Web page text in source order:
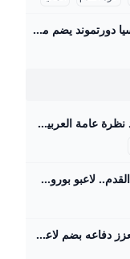
هل ينهي أزمة الإصابات؟.. بوروسيا دورتموند يضم مدافع تشيلسي في صفقة عاجلة – جريدة مانشيت أعلن نادي بوروسيا دورتموند عن ضم المدافع الأرجنتيني أرون أنسلمينو من تشيلسي الإنجليزي على سبيل الإعارة حتى صيف 2026، مع خيار الشراء النهائي. جاءت هذه الخطوة اقرأ أيضًا:عودة نارية.. كرواتيا تستعيد قمة تصفيات مونديال 2026 فهل تحافظ عليها؟ أوضح لارس ريكن، المدير التنفيذي لبوروسيا دورتموند، أن هذه الصفقة كانت ضرورية وملحة. وأشار ريكن إلى أن الإصابات التي تعرض لها لاعبون أساسيون في قلب الدفاع، مثل إيمري تشان ونيكو شلوتيربك ونيكلاس زوله، دفعت إدارة النادي للتحرك بسرعة لتدعيم هذا المركز الحيوي لضمان استقرار الفريق.
بوروسيا دورتموند نظرة عامة العربية Goal.com ابقَ في الطليعة مع أحدث بوروسيا دورتموند التغطيات. تعرف على آخر الأخبار وإحصاءات الفريق واللاعبين ونتائج المباريات في الوقت الفعلي، كل ذلك على GOAL
بطولة ألمانيا لكرة القدم.. لاعبو بوروسيا دورتموند متحمسون لإستئناف المنافسات ‘أكد مايكل زورك المدير الإداري لنادي بوروسيا دورتموند الألماني لكرة القدم، أن جميع اللاعبين متحمسين لإستئناف منافسات “البوندسليغا”، مؤكدا عدم وجود أي مشاعر قلق أو استياء لديهم. وقال زورك في تصريحات صحفية “، إن المعايير الصحية التي قدمتها رابطة الدوري الألماني تتضمن “أعلى مستويات ممكنة للسلامة”. وأشار إلى أن الجهود المبذولة والمحادثات التي أجريت، أكدت’ ‘أكد مايكل زورك المدير الإداري لنادي بوروسيا دورتموند الألماني لكرة القدم، أن جميع اللاعبين متحمسين لإستئناف منافسات “البوندسليغا”، مؤكدا عدم وجود أي م’ 10 مايو، 2020منذ 10 ساعاتمنذ 5 أياممنذ أسبوعينمنذ 3 أسابيعمنذ 4 أسابيع28 يوليو، 202520 يوليو، 202512 يوليو، 20256 يوليو، 202527 يونيو، 202521 يونيو، 202523 أبريل، 202516 فبراير، 202531 أكتوبر، 202430 أكتوبر، 202429 أكتوبر، 202428 أكتوبر، 202426 أكتوبر، 202426 أكتوبر، 202419 يوليو، 20245 يونيو، 202428 أبريل، 2024
بوروسيا دورتموند يعزز دفاعه بضم لاعب تشيلسي الصاعد - مجلة مصر بوروسيا دورتموند يتعاقد مع أرون أنسلمينو على سبيل الإعارة أعلن نادي بوروسيا دورتموند الألماني، اليوم الأربعاء، عن تعاقده مع اللاعب الأرجنتيني أرون أنسلمينو، عبر الإعارة من تشيلسي الإنجليزي حتى نهاية الموسم الحالي. ويعتبر أنسلمينو ثاني لاعب ينضم إلى صفوف الفريق من النادي اللندني الفائز بكأس العالم للأندية هذا الصيف، بعد المهاجم الإنجليزي كارني تشوكوميكا. … انضم إلى قائمة المشتركين لدينا للحصول على آخر الأخبار والتحديثات والعروض الخاصة مباشرة في صندوق الوارد الخاص بك